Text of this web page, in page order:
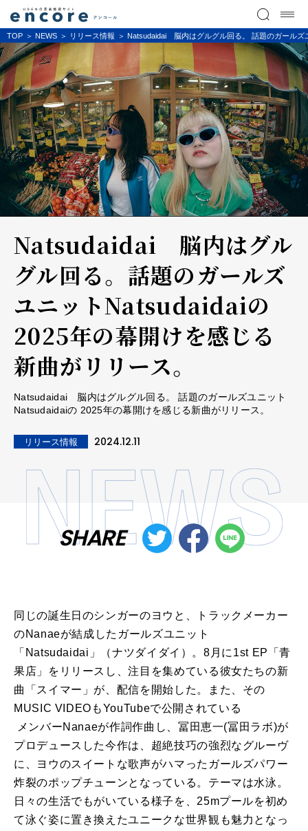
TOP NEWS リリース情報 Natsudaidai 脳内はグルグル回る。 話題のガールズ
Natsudaidai 脳内はグル
グル回る。 話題のガールズ
ユニットNatsudaidaiの
2025年の幕開けを感じる
新曲がリリース。
Natsudaidai 脳内はグルグル回る。 話題のガールズユニット
Natsudaidaiの 2025年の幕開けを感じる新曲がリリース。
リリース情報 2024.12.11
SHARE
同じの誕生日のシンガーのヨウと、トラックメーカー
のNanaeが結成したガールズユニット
「Natsudaidai」（ナツダイダイ）。8月に1st EP「青
果店」をリリースし、注目を集めている彼女たちの新
曲「スイマー」が、配信を開始した。また、その
MUSIC VIDEOもYouTubeで公開されている
メンバーNanaeが作詞作曲し、冨田恵一(冨田ラボ)が
プロデュースした今作は、超絶技巧の強烈なグルーヴ
に、ヨウのスイートな歌声がハマったガールズパワー
炸裂のポップチューンとなっている。テーマは水泳。
日々の生活でもがいている様子を、25mプールを初め
て泳ぐ姿に置き換えたユニークな世界観も魅力となっ